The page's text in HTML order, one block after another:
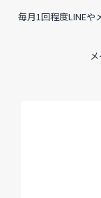
毎月1回程度LINEや